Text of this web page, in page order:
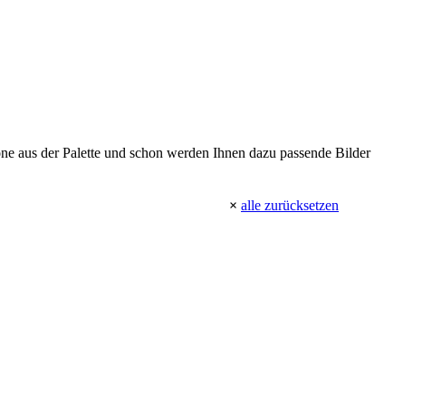
aus der Palette und schon werden Ihnen dazu passende Bilder
× alle zurücksetzen